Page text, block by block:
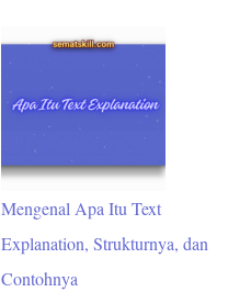
Mengenal Apa Itu Text
Explanation, Strukturnya, dan
Contohnya